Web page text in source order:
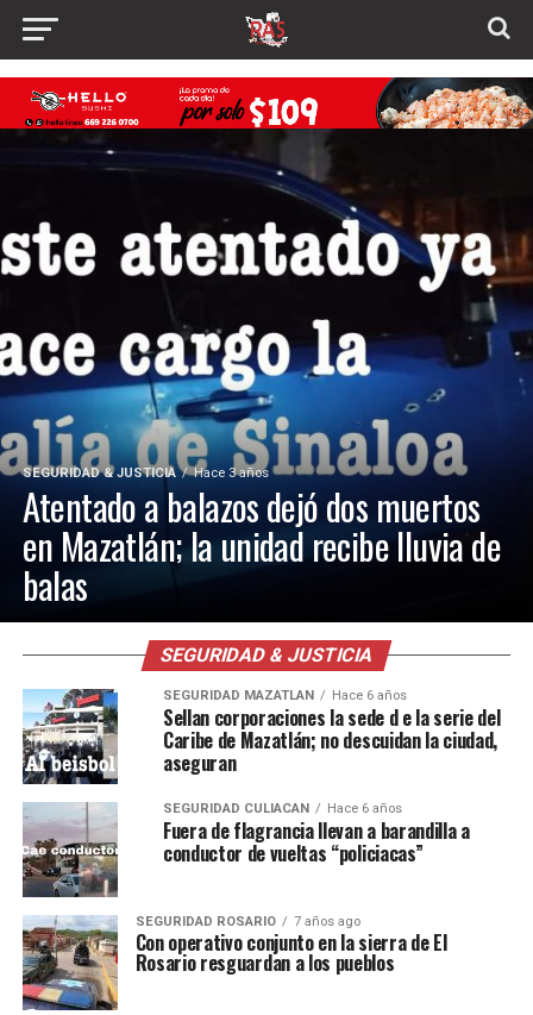
SEGURIDAD & JUSTICIA Hace 3 años
Atentado a balazos dejó dos muertos
en Mazatlán; la unidad recibe lluvia de
balas
SEGURIDAD & JUSTICIA
SEGURIDAD MAZATLAN Hace 6 años
Sellan corporaciones la sede d e la serie del
Caribe de Mazatlán; no descuidan la ciudad,
aseguran
SEGURIDAD CULIACAN Hace 6 años
Fuera de flagrancia llevan a barandilla a
conductor de vueltas “policiacas”
SEGURIDAD ROSARIO 7 años ago
Con operativo conjunto en la sierra de El
Rosario resguardan a los pueblos